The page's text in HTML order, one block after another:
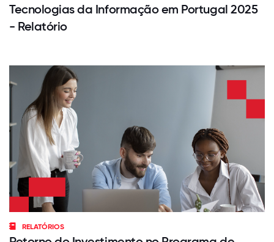
Tecnologias da Informação em Portugal 2025
- Relatório
RELATÓRIOS